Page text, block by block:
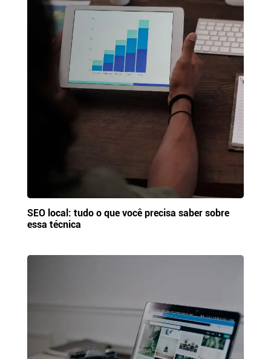
SEO local: tudo o que você precisa saber sobre
essa técnica